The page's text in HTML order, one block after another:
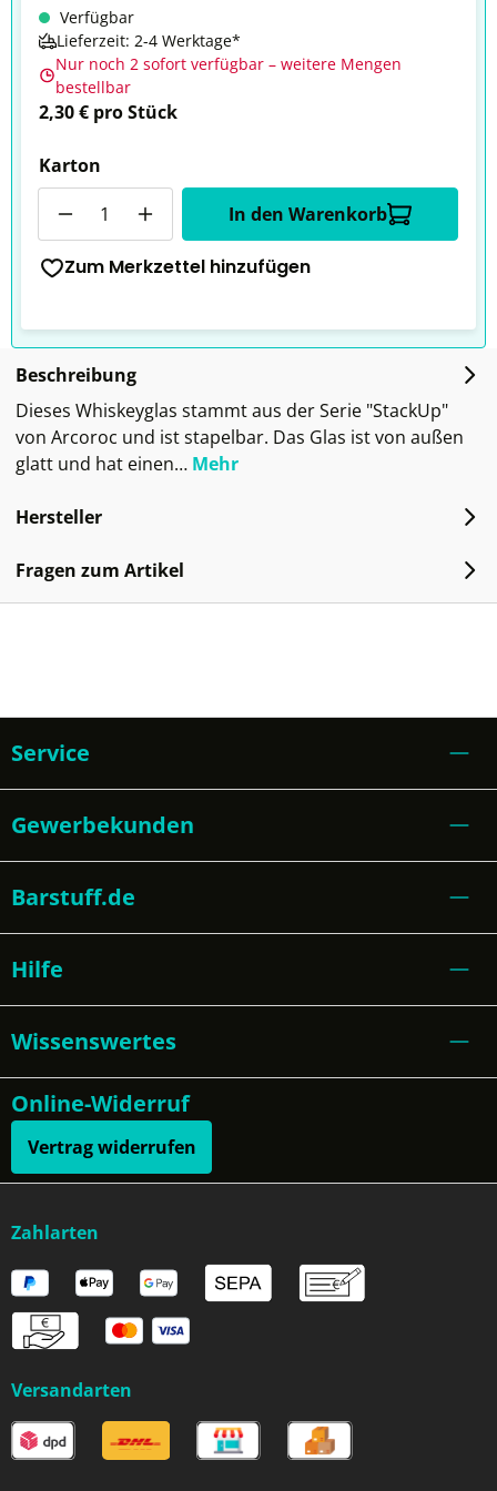
Verfügbar
Lieferzeit: 2-4 Werktage*
Nur noch 2 sofort verfügbar – weitere Mengen
bestellbar
2,30 € pro Stück
Karton
In den Warenkorb
Zum Merkzettel hinzufügen
Beschreibung
Dieses Whiskeyglas stammt aus der Serie "StackUp"
von Arcoroc und ist stapelbar. Das Glas ist von außen
glatt und hat einen… Mehr
Hersteller
Fragen zum Artikel
Service
Gewerbekunden
Barstuff.de
Hilfe
Wissenswertes
Online-Widerruf
Vertrag widerrufen
Zahlarten
Versandarten